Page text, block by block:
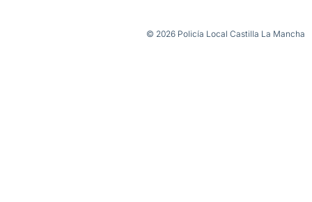
© 2026 Policía Local Castilla La Mancha